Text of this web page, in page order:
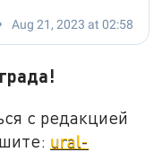
с редакцией
ural-